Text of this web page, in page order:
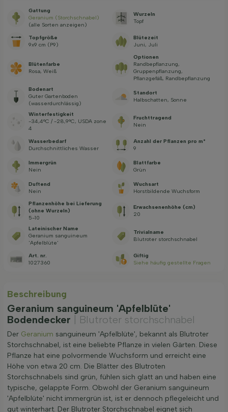
Gattung
Geranium (Storchschnabel)
(alle Sorten anzeigen)
Wurzeln
Topf
Topfgröße
9x9 cm (P9)
Blütezeit
Juni, Juli
Blütenfarbe
Rosa, Weiß
Optionen
Randbepflanzung,
Gruppenpflanzung,
Pflanzgefäß, Randbepflanzung
Bodenart
Guter Gartenboden
(wasserdurchlässig)
Standort
Halbschatten, Sonne
Winterfestigkeit
-34,4°C / -28,9°C, USDA zone
4
Fruchttragend
Nein
Wasserbedarf
Durchschnittliches Wasser
Anzahl der Pflanzen pro m²
9
Immergrün
Nein
Blattfarbe
Grün
Duftend
Nein
Wuchsart
Horstbildende Wuchsform
Pflanzenhöhe bei Lieferung
(ohne Wurzeln)
5-10
Erwachsenenhöhe (cm)
20
Lateinischer Name
Geranium sanguineum
'Apfelblüte'
Trivialname
Blutroter storchschnabel
Art. nr.
1027360
Giftig
Siehe häufig gestellte Fragen
Beschreibung
Geranium sanguineum 'Apfelblüte'
Bodendecker
| Blutroter storchschnabel
Der Geranium sanguineum 'Apfelblüte', bekannt als Blutroter
Storchschnabel, ist eine beliebte Pflanze in vielen Gärten. Diese
Pflanze hat eine polvormende Wuchsform und erreicht eine
Höhe von etwa 20 cm. Die Blätter des Blutroten
Storchschnabels sind grün, fühlen sich glatt an und haben eine
typische, gelappte Form. Obwohl der Geranium sanguineum
'Apfelblüte' nicht immergrün ist, ist er dennoch pflegeleicht und
gut winterhart. Der Blutroter Storchschnabel eignet sich